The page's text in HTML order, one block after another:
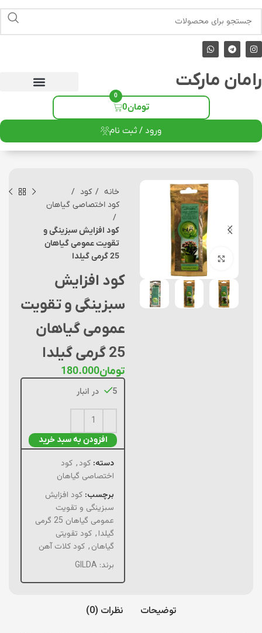
رامان مارکت
تومان0
0
ورود / ثبت نام
برای بزرگنمایی کلیک کنید
خانه
کود
کود اختصاصی گیاهان
کود افزایش سبزینگی و
تقویت عمومی گیاهان
25 گرمی گیلدا
کود افزایش
سبزینگی و تقویت
عمومی گیاهان
25 گرمی گیلدا
تومان180.000
5 در انبار
افزودن به سبد خرید
دسته: کود, کود
اختصاصی گیاهان
برچسب: کود افزایش
سبزینگی و تقویت
عمومی گیاهان 25 گرمی
گیلدا, کود تقویتی
گیاهان, کود کلات آهن
برند: GILDA
توضیحات نظرات (0)